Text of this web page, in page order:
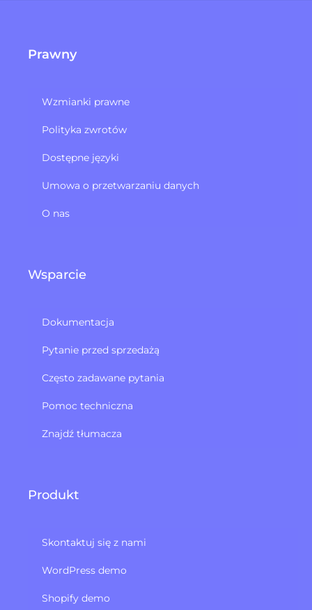
Prawny
Wzmianki prawne
Polityka zwrotów​
Dostępne języki
Umowa o przetwarzaniu danych
O nas
Wsparcie
Dokumentacja
Pytanie przed sprzedażą
Często zadawane pytania
Pomoc techniczna
Znajdź tłumacza
Produkt
Skontaktuj się z nami
WordPress demo
Shopify demo